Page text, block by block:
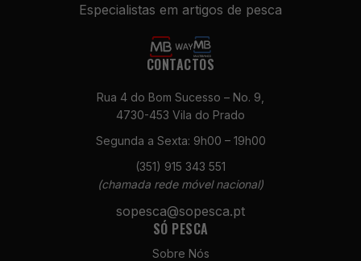
Especialistas em artigos de pesca
CONTACTOS
Rua 4 do Bom Sucesso – No. 9,
4730-453 Vila do Prado
Segunda a Sexta: 9h00 – 19h00
(351) 915 343 551
(chamada rede móvel nacional)
sopesca@sopesca.pt
SÓ PESCA
Sobre Nós